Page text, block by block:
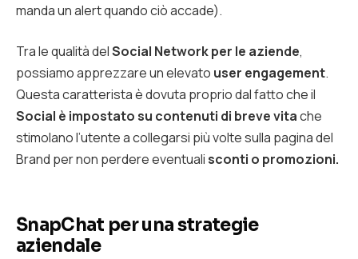
manda un alert quando ciò accade).
Tra le qualità delSocial Network per le aziende,
possiamo apprezzare un elevato user engagement.
Questa caratterista è dovuta proprio dal fatto che il
Social è impostato su contenuti di breve vitache
stimolano l’utente a collegarsi più volte sulla pagina del
Brand per non perdere eventualisconti o promozioni.
SnapChat per una strategie
aziendale